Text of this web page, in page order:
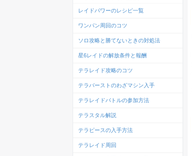
レイドパワーのレシピ一覧
ワンパン周回のコツ
ソロ攻略と勝てないときの対処法
星6レイドの解放条件と報酬
テラレイド攻略のコツ
テラバーストのわざマシン入手
テラレイドバトルの参加方法
テラスタル解説
テラピースの入手方法
テラレイド周回